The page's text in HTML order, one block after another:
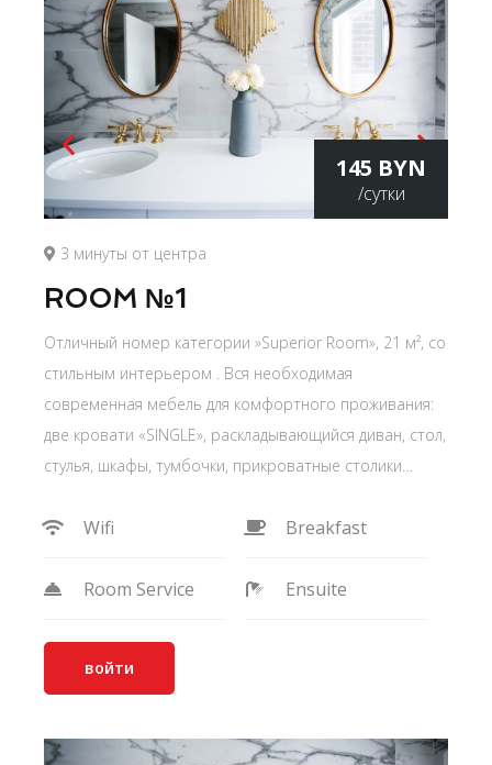
145 BYN
/сутки
3 минуты от центра
ROOM №1
Отличный номер категории »Superior Room», 21 м², со
стильным интерьером . Вся необходимая
современная мебель для комфортного проживания:
две кровати «SINGLE», раскладывающийся диван, стол,
стулья, шкафы, тумбочки, прикроватные столики…
Wifi Breakfast
Room Service Ensuite
войти